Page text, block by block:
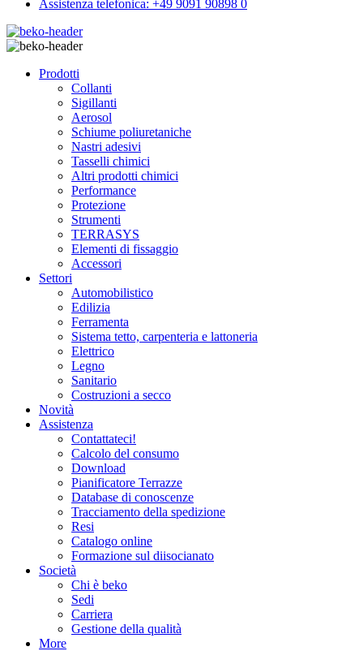
Assistenza telefonica: +49 9091 90898 0
Prodotti
Collanti
Sigillanti
Aerosol
Schiume poliuretaniche
Nastri adesivi
Tasselli chimici
Altri prodotti chimici
Performance
Protezione
Strumenti
TERRASYS
Elementi di fissaggio
Accessori
Settori
Automobilistico
Edilizia
Ferramenta
Sistema tetto, carpenteria e lattoneria
Elettrico
Legno
Sanitario
Costruzioni a secco
Novità
Assistenza
Contattateci!
Calcolo del consumo
Download
Pianificatore Terrazze
Database di conoscenze
Tracciamento della spedizione
Resi
Catalogo online
Formazione sul diisocianato
Società
Chi è beko
Sedi
Carriera
Gestione della qualità
More